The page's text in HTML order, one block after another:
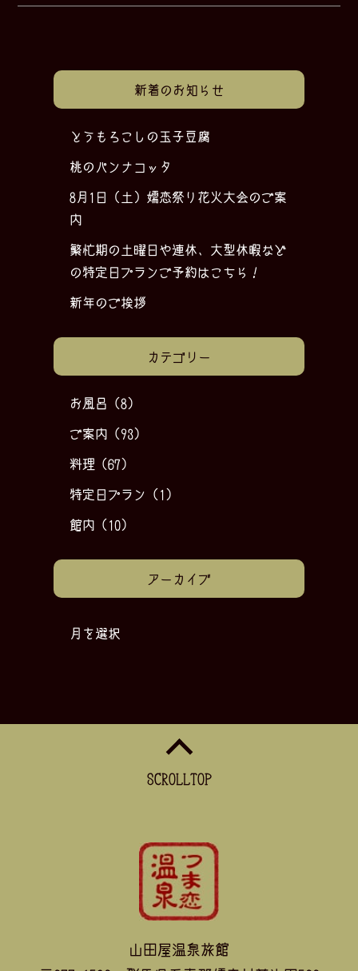
新着のお知らせ
とうもろこしの玉子豆腐
桃のパンナコッタ
8月1日（土）嬬恋祭り花火大会のご案
内
繁忙期の土曜日や連休、大型休暇など
の特定日プランご予約はこちら！
新年のご挨拶
カテゴリー
お風呂 (8)
ご案内 (93)
料理 (67)
特定日プラン (1)
館内 (10)
アーカイブ
月を選択
SCROLLTOP
山田屋温泉旅館